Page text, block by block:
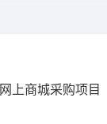
上商城采购项目